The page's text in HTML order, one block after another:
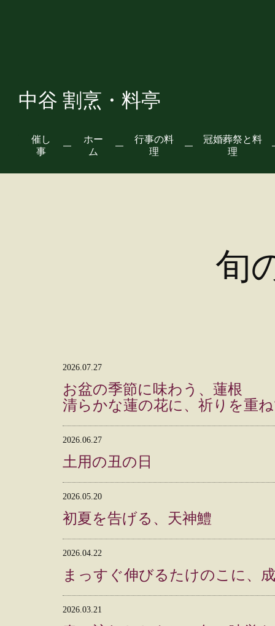
中谷 割烹・料亭
催し
事
ホー
ム
行事の料
理
冠婚葬祭と料
理
旬
2026.07.27
お盆の季節に味わう、蓮根
清らかな蓮の花に、祈りを重
2026.06.27
土用の丑の日
2026.05.20
初夏を告げる、天神鱧
2026.04.22
まっすぐ伸びるたけのこに、
2026.03.21